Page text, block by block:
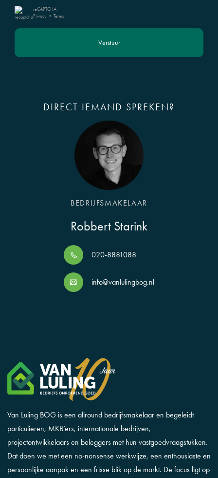
reCAPTCHA
Privacy • Terms
Verstuur
DIRECT IEMAND SPREKEN?
BEDRIJFSMAKELAAR
Robbert Starink
020-8881088
info@vanlulingbog.nl
Van Luling BOG is een allround bedrijfsmakelaar en begeleidt
particulieren, MKB’ers, internationale bedrijven,
projectontwikkelaars en beleggers met hun vastgoedvraagstukken.
Dat doen we met een no-nonsense werkwijze, een enthousiaste en
persoonlijke aanpak en een frisse blik op de markt. De focus ligt op